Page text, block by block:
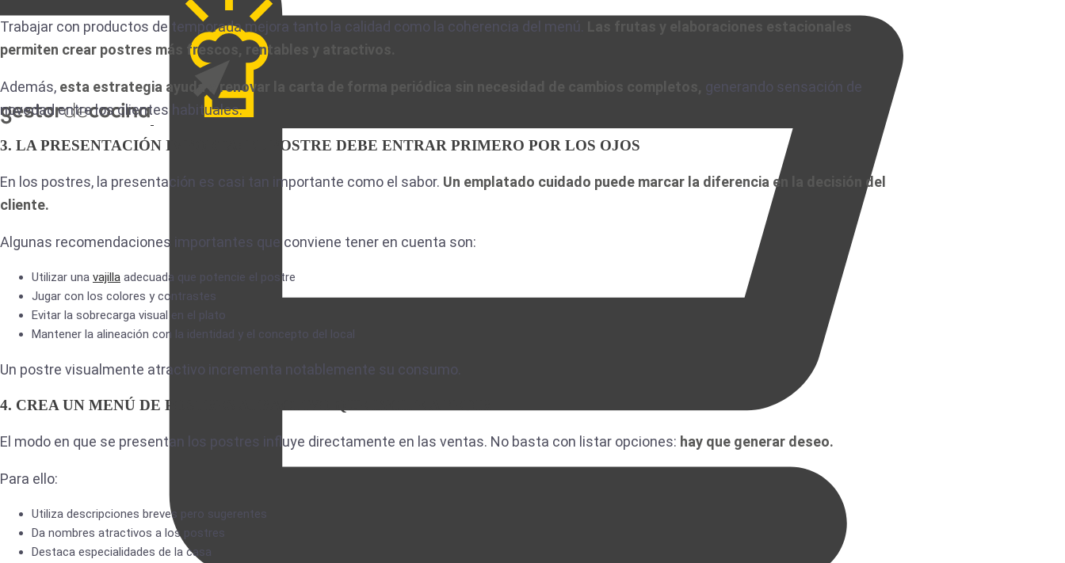
Trabajar con productos de temporada mejora tanto la calidad como la coherencia del menú.
Las frutas y elaboraciones estacionales
permiten crear postres más frescos, rentables y atractivos.
Además, esta estrategia ayuda a renovar la carta de forma periódica sin necesidad de cambios completos,
generando sensación de
novedad entre los clientes habituales.
3. LA PRESENTACIÓN IMPORTA: EL POSTRE DEBE ENTRAR PRIMERO POR LOS OJOS
En los postres, la presentación es casi tan importante como el sabor. Un emplatado cuidado puede marcar la diferencia en la decisión del
cliente.
Algunas recomendaciones importantes que conviene tener en cuenta son:
Utilizar una vajilla adecuada que potencie el postre
Jugar con los colores y contrastes
Evitar la sobrecarga visual en el plato
Mantener la alineación con la identidad y el concepto del local
Un postre visualmente atractivo incrementa notablemente su consumo.
4. CREA UN MENÚ DE POSTRES ATRACTIVO QUE INCITE A PEDIR
El modo en que se presentan los postres influye directamente en las ventas. No basta con listar opciones: hay que generar deseo.
Para ello:
Utiliza descripciones breves pero sugerentes
Da nombres atractivos a los postres
Destaca especialidades de la casa